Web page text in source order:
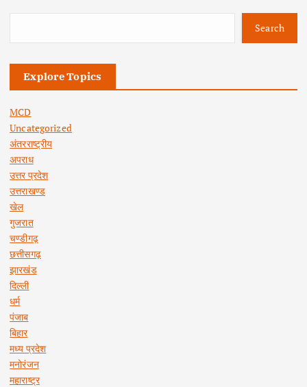
Search
Explore Topics
MCD
Uncategorized
अंतरराष्ट्रीय
अपराध
उत्तर प्रदेश
उत्तराखण्ड
खेल
गुजरात
चण्डीगढ़
छत्तीसगढ़
झारखंड
दिल्ली
धर्म
पंजाब
बिहार
मध्य प्रदेश
मनोरंजन
महाराष्ट्र